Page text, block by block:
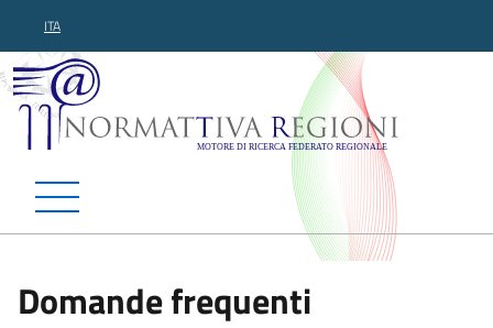
ITA
Normattiva Regioni -
Domande frequenti